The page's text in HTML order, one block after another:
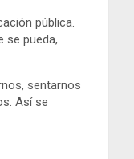
pública.
se pueda,
sentarnos
Así se